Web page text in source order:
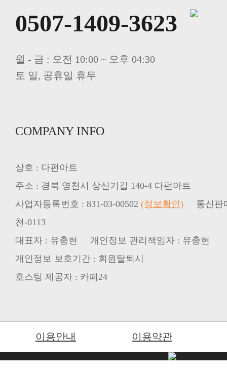
0507-1409-3623
월 - 금 : 오전 10:00 ~ 오후 04:30
토 일, 공휴일 휴무
COMPANY INFO
상호 : 다펀아트
주소 : 경북 영천시 상신기길 140-4 다펀아트
사업자등록번호 : 831-03-00502 (정보확인)
천-0113
대표자 : 유충현 개인정보 관리책임자 : 유충현
개인정보 보호기간 : 회원탈퇴시
호스팅 제공자 : 카페24
이용안내 이용약관